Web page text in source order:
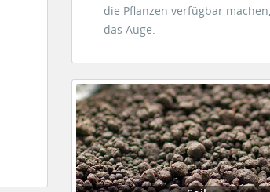
die Pflanzen verfügbar
das Auge.